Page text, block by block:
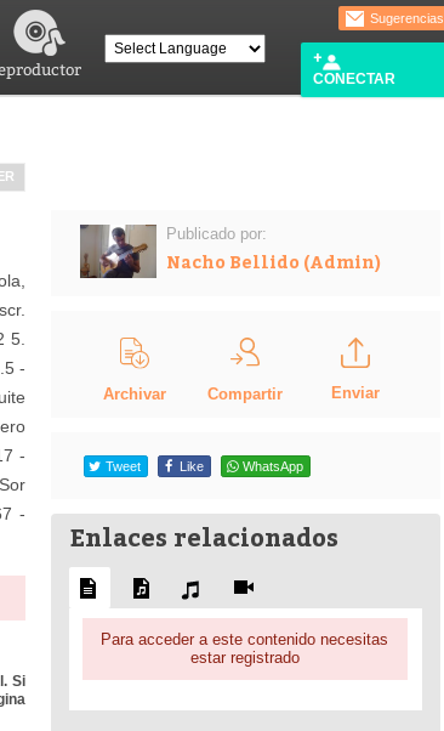
Sugerencias
CONECTAR
5.
-
-
-
Si
Publicado por:
Nacho Bellido (Admin)
Archivar Compartir Enviar
Tweet Like WhatsApp
Enlaces relacionados
Para acceder a este contenido necesitas
estar registrado